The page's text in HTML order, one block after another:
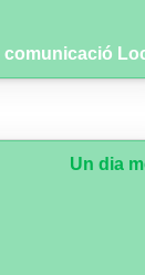
comunicació
Un dia